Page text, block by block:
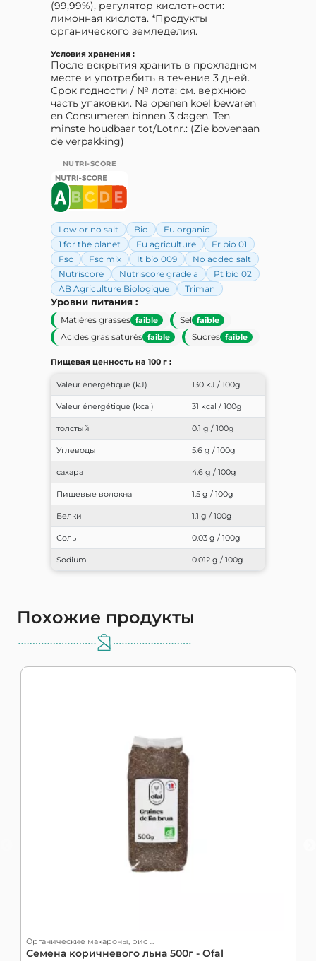
(99,99%), регулятор кислотности:
лимонная кислота. *Продукты
органического земледелия.
Условия хранения :
После вскрытия хранить в прохладном
месте и употребить в течение 3 дней.
Срок годности / № лота: см. верхнюю
часть упаковки. Na openen koel bewaren
en Consumeren binnen 3 dagen. Ten
minste houdbaar tot/Lotnr.: (Zie bovenaan
de verpakking)
NUTRI-SCORE
Low or no salt Bio
Eu organic
1 for the planet
Eu agriculture
Fr bio 01
Fsc
Fsc mix It bio 009
No added salt
Nutriscore
Nutriscore grade a
Pt bio 02
AB Agriculture Biologique
Triman
Уровни питания :
Matières grasses faible Sel faible
Acides gras saturés faible Sucres faible
Пищевая ценность на 100 г :
Valeur énergétique (kJ) 130 kJ / 100g
Valeur énergétique (kcal) 31 kcal / 100g
толстый 0.1 g / 100g
Углеводы 5.6 g / 100g
сахара 4.6 g / 100g
Пищевые волокна 1.5 g / 100g
Белки 1.1 g / 100g
Соль 0.03 g / 100g
Sodium 0.012 g / 100g
Похожие продукты
Органические макароны, рис ...
Семена коричневого льна 500г - Ofal